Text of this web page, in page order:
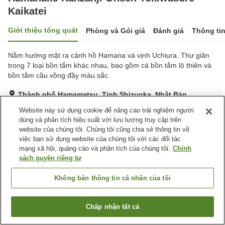
Kaikatei
Giới thiệu tổng quát Phòng và Gói giá Đánh giá Thông
Nằm hướng mặt ra cảnh hồ Hamana và vịnh Uchiura. Thư giãn
trong 7 loại bồn tắm khác nhau, bao gồm cả bồn tắm lộ thiên và
bồn tắm cầu vồng đầy màu sắc.
Thành phố Hamamatsu, Tỉnh Shizuoka, Nhật Bản
Rất tốt Đánh giá:332lượt
Tiện nghi chỗ nghỉ
Spa / Salon
Hamanako Kanzanji Onsen Tokiwasure Kaikatei
Tìm phòng trống
Website này sử dụng cookie để nâng cao trải nghiệm người
dùng và phân tích hiệu suất với lưu lượng truy cập trên
website của chúng tôi. Chúng tôi cũng chia sẻ thông tin về
việc bạn sử dụng website của chúng tôi với các đối tác
mạng xã hội, quảng cáo và phân tích của chúng tôi. Chính
sách quyền riêng tư
Không bán thông tin cá nhân của tôi
Chấp nhận tất cả